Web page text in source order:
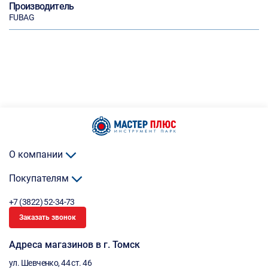
Производитель
FUBAG
О компании
Покупателям
+7 (3822) 52-34-73
Заказать звонок
Адреса магазинов в г. Томск
ул. Шевченко, 44 ст. 46